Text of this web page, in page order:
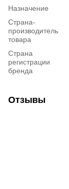
Назначение
Страна-
производитель
товара
Страна
регистрации
бренда
Отзывы